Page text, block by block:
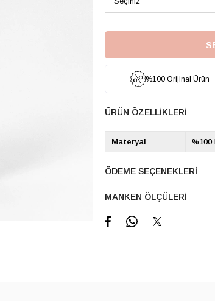
%100 Orijinal Ürün
ÜRÜN ÖZELLIKLERI
Materyal %100
ÖDEME SEÇENEKLERI
MANKEN ÖLÇÜLERI